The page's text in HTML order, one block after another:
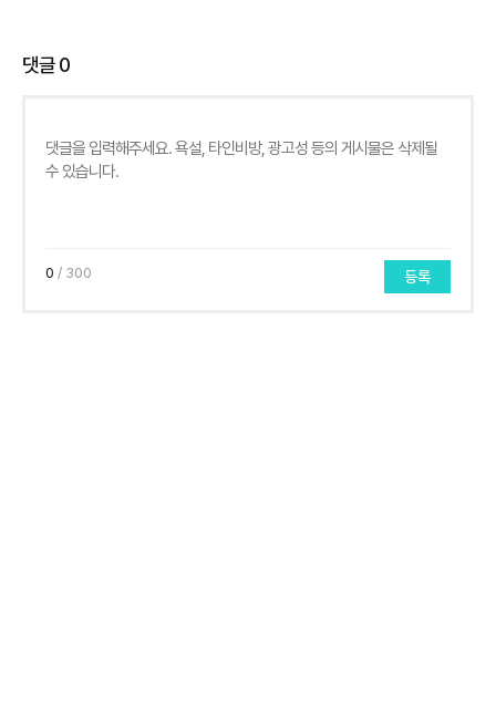
댓글0
0 / 300 등록